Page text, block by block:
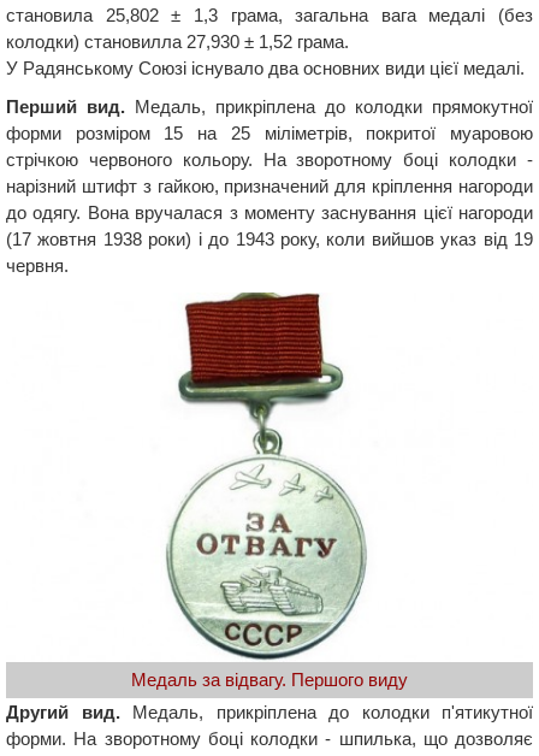
становила 25,802 ± 1,3 грама, загальна вага медалі (без
колодки) становилла 27,930 ± 1,52 грама.
У Радянському Союзі існувало два основних види цієї медалі.
Перший вид. Медаль, прикріплена до колодки прямокутної
форми розміром 15 на 25 міліметрів, покритої муаровою
стрічкою червоного кольору. На зворотному боці колодки -
нарізний штифт з гайкою, призначений для кріплення нагороди
до одягу. Вона вручалася з моменту заснування цієї нагороди
(17 жовтня 1938 роки) і до 1943 року, коли вийшов указ від 19
червня.
Медаль за відвагу. Першого виду
Другий вид.Медаль, прикріплена до колодки п'ятикутної
форми. На зворотному боці колодки - шпилька, що дозволяє